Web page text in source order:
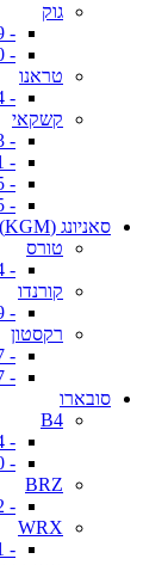
גוק
- 2010-2019
- 2020+
טראנו
- 1993-2004
קשקאי
- 2008-2013
- 2014-2021
- 2022-2025
- 2025+
סאניונג (KGM)
טורס
- 2024+
קורנדו
- 2019+
רקסטון
- 2005-2017
- 2017+
סובארו
B4
- 2009-2014
- 2015-2020
BRZ
- 2012+
WRX
- 2014-2021